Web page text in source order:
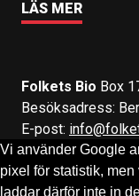
Vi använder Google
pixel för statistik,
laddar därför inte in
LÄS MER
Folkets Bio Box
Besöksadress:
E-post:
Följ oss på: